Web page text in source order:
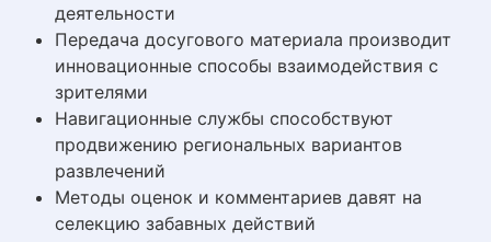
деятельности
Передача досугового материала производит
инновационные способы взаимодействия с
зрителями
Навигационные службы способствуют
продвижению региональных вариантов
развлечений
Методы оценок и комментариев давят на
селекцию забавных действий